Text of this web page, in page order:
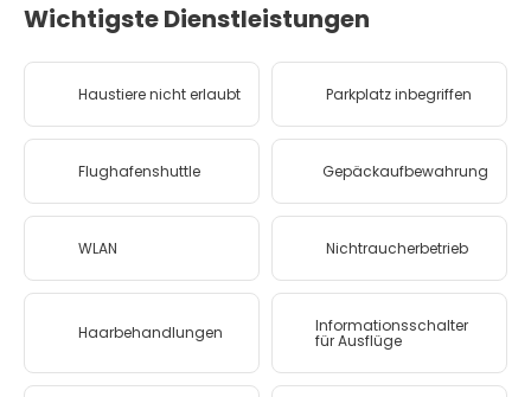
Wichtigste Dienstleistungen
Haustiere nicht erlaubt Parkplatz inbegriffen
Flughafenshuttle Gepäckaufbewahrung
WLAN Nichtraucherbetrieb
Haarbehandlungen Informationsschalter
für Ausflüge